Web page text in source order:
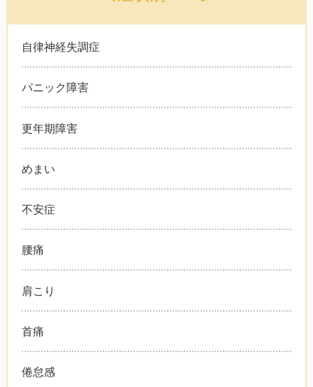
自律神経失調症
パニック障害
更年期障害
めまい
不安症
腰痛
肩こり
首痛
倦怠感